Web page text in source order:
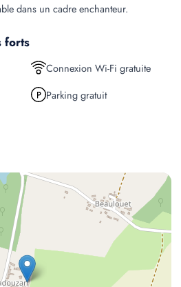
dans un cadre enchanteur.
forts
Connexion Wi-Fi gratuite
Parking gratuit